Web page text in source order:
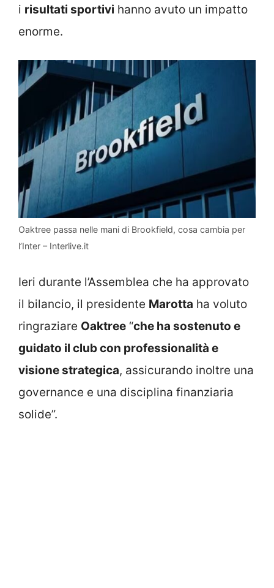
i risultati sportivi hanno avuto un impatto
enorme.
Oaktree passa nelle mani di Brookfield, cosa cambia per
l’Inter – Interlive.it
Ieri durante l’Assemblea che ha approvato
il bilancio, il presidente Marotta ha voluto
ringraziare Oaktree “che ha sostenuto e
guidato il club con professionalità e
visione strategica, assicurando inoltre una
governance e una disciplina finanziaria
solide”.